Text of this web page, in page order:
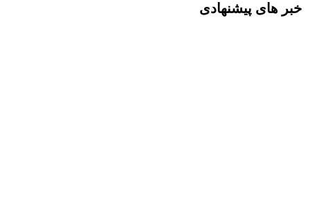
خبر های پیشنهادی